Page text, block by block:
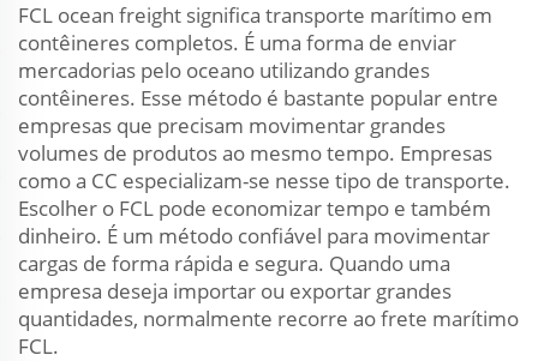
FCL ocean freight significa transporte marítimo em
contêineres completos. É uma forma de enviar
mercadorias pelo oceano utilizando grandes
contêineres. Esse método é bastante popular entre
empresas que precisam movimentar grandes
volumes de produtos ao mesmo tempo. Empresas
como a CC especializam-se nesse tipo de transporte.
Escolher o FCL pode economizar tempo e também
dinheiro. É um método confiável para movimentar
cargas de forma rápida e segura. Quando uma
empresa deseja importar ou exportar grandes
quantidades, normalmente recorre ao frete marítimo
FCL.